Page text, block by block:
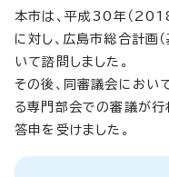
本市は、平成30年（
に対し、広島市総合計画
いて諮問しました。
その後、同審議会におい
る専門部会での審議が
答申を受けました。